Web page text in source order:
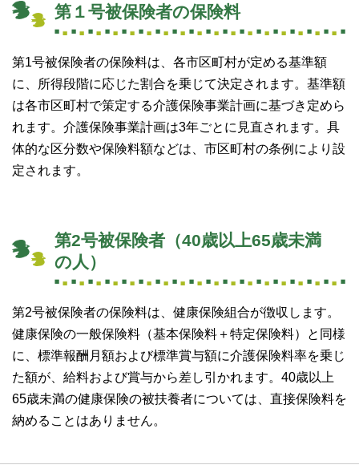
第１号被保険者の保険料
第1号被保険者の保険料は、各市区町村が定める基準額
に、所得段階に応じた割合を乗じて決定されます。基準額
は各市区町村で策定する介護保険事業計画に基づき定めら
れます。介護保険事業計画は3年ごとに見直されます。具
体的な区分数や保険料額などは、市区町村の条例により設
定されます。
第2号被保険者（40歳以上65歳未満
の人）
第2号被保険者の保険料は、健康保険組合が徴収します。
健康保険の一般保険料（基本保険料＋特定保険料）と同様
に、標準報酬月額および標準賞与額に介護保険料率を乗じ
た額が、給料および賞与から差し引かれます。40歳以上
65歳未満の健康保険の被扶養者については、直接保険料を
納めることはありません。